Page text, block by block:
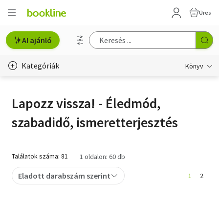
Üres
AI ajánló
Kategóriák Könyv
Erotika
Gyermek- és ifjúsági
Hobbi, szabadidő
Irodalom
Lapozz vissza! - Éledmód,
szabadidő, ismeretterjesztés
Találatok száma: 81 1 oldalon: 60 db
Eladott darabszám szerint 1 2